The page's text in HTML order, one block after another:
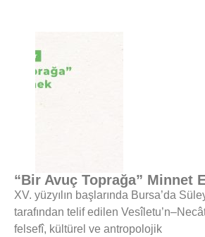
“Bir Avuç Toprağa” Minnet
XV. yüzyılın başlarında Bursa’da
tarafından telif edilen
felsefî, kültürel ve antropolojik